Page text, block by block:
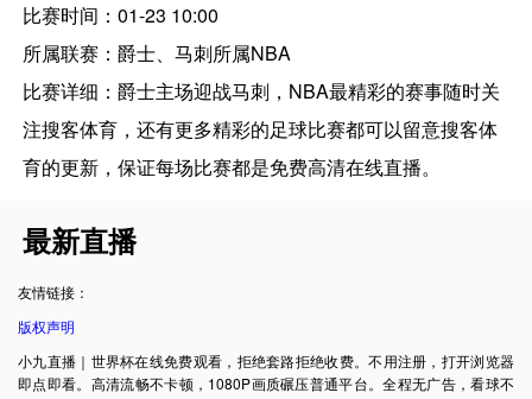
比赛时间：01-23 10:00
所属联赛：爵士、马刺所属NBA
比赛详细：爵士主场迎战马刺，NBA最精彩的赛事随时关
注搜客体育，还有更多精彩的足球比赛都可以留意搜客体
育的更新，保证每场比赛都是免费高清在线直播。
最新直播
友情链接：
版权声明
小九直播｜世界杯在线免费观看，拒绝套路拒绝收费。不用注册，打开浏览器
即点即看。高清流畅不卡顿，1080P画质碾压普通平台。全程无广告，看球不